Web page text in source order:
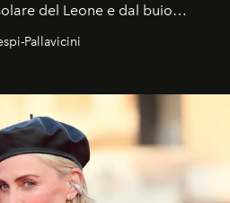
del Leone e dal buio
in Leone del 12 agosto,
Pallavicini